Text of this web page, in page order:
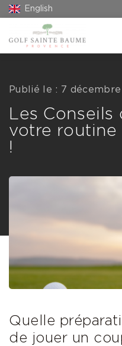
English
Publié le : 7
Les Conseils
votre routine
!
Quelle
de jouer un